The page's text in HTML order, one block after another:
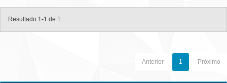
Resultado 1-1 de 1.
Anterior 1 Próximo